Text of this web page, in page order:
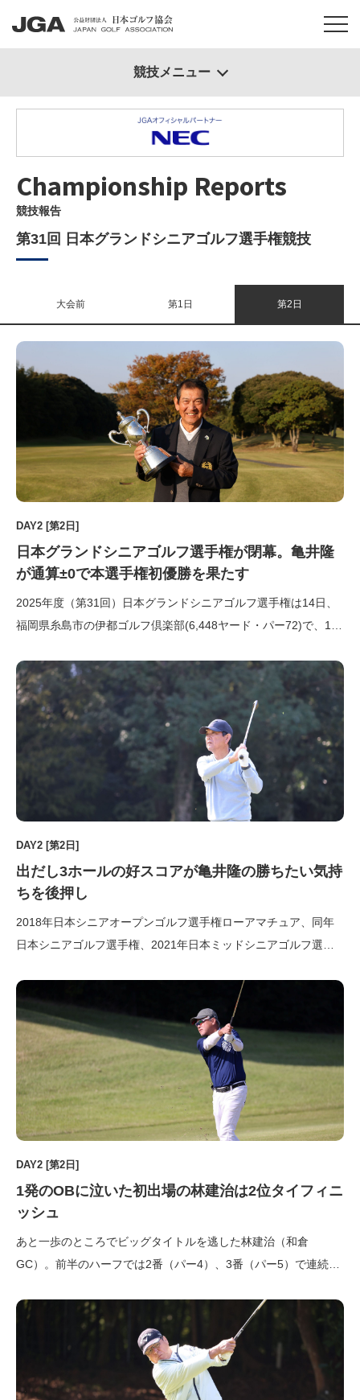
Championship Reports
競技報告
第31回 日本グランドシニアゴルフ選手権競技
大会前 第1日 第2日
DAY2 [第2日]
日本グランドシニアゴルフ選手権が閉幕。亀井隆
が通算±0で本選手権初優勝を果たす
2025年度（第31回）日本グランドシニアゴルフ選手権は14日、
福岡県糸島市の伊都ゴルフ倶楽部(6,448ヤード・パー72)で、114
した亀井隆（唐沢GC）が通算イーブンパーで本選手権初出場初
優勝を飾った。亀井は2018年日本シニアオープンロ […]
DAY2 [第2日]
出だし3ホールの好スコアが亀井隆の勝ちたい気持
ちを後押し
2018年日本シニアオープンゴルフ選手権ローアマチュア、同年
日本シニアゴルフ選手権、2021年日本ミッドシニアゴルフ選手
アアマチュア競技全タイトルを獲得した亀井隆（唐沢GC）。首
位と1打差で迎えた最終ラウンドは、当然のようにスタート前か
ら最 […]
DAY2 [第2日]
1発のOBに泣いた初出場の林建治は2位タイフィニ
ッシュ
あと一歩のところでビッグタイトルを逃した林建治（和倉
GC）。前半のハーフでは2番（パー4）、3番（パー5）で連続バ
は単独首位に躍り出たことで、「このままいけば……」という思
いも芽生える。しかし、15番（パー4）で落とし穴が待ってい
競技メニュー